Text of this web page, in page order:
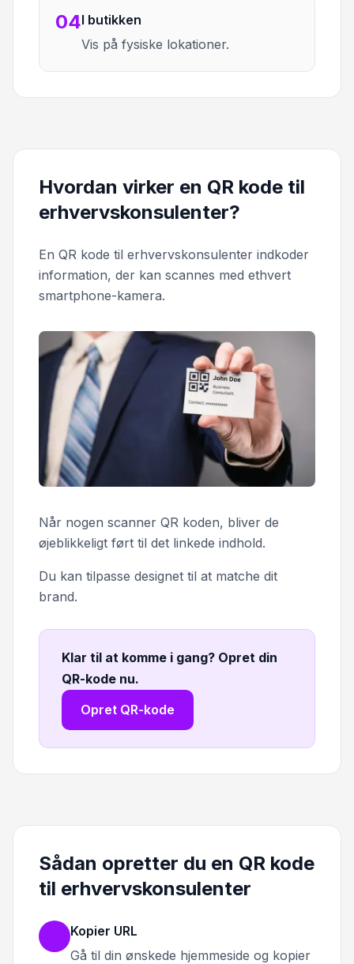
04I butikken
Vis på fysiske lokationer.
Hvordan virker en QR kode til
erhvervskonsulenter?
En QR kode til erhvervskonsulenter indkoder
information, der kan scannes med ethvert
smartphone-kamera.
Når nogen scanner QR koden, bliver de
øjeblikkeligt ført til det linkede indhold.
Du kan tilpasse designet til at matche dit
brand.
Klar til at komme i gang? Opret din
QR-kode nu.
Opret QR-kode
Sådan opretter du en QR kode
til erhvervskonsulenter
Kopier URL
Gå til din ønskede hjemmeside og kopier